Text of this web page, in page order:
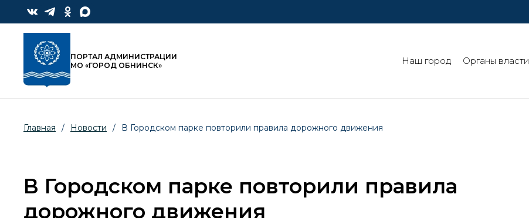
ПОРТАЛ АДМИНИСТРАЦИИ
МО «ГОРОД ОБНИНСК»
Наш город Органы власти
Главная / Новости / В Городском парке повторили правила дорожного движения
В Городском парке повторили правила
дорожного движения